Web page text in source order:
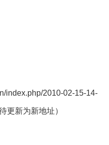
index.php/2010-02-15-14-
待更新为新地址）